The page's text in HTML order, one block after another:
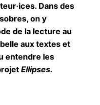
Dans des
on y
de la lecture au
aux textes et
entendre les
Ellipses.